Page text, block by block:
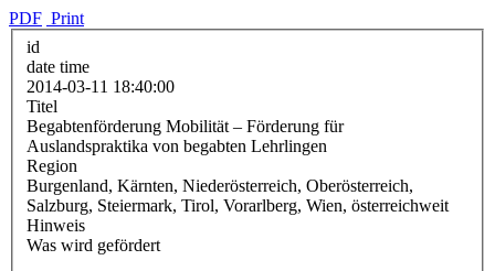
PDF Print
id
date time
2014-03-11 18:40:00
Titel
Begabtenförderung Mobilität – Förderung für
Auslandspraktika von begabten Lehrlingen
Region
Burgenland, Kärnten, Niederösterreich, Oberösterreich,
Salzburg, Steiermark, Tirol, Vorarlberg, Wien, österreichweit
Hinweis
Was wird gefördert